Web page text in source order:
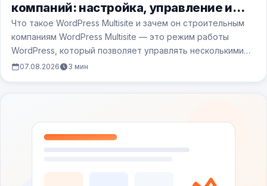
компаний: настройка, управление и
подводные камни
Что такое WordPress Multisite и зачем он строительным
компаниям WordPress Multisite — это режим работы
WordPress, который позволяет управлять несколькими…
07.08.2026 3 мин